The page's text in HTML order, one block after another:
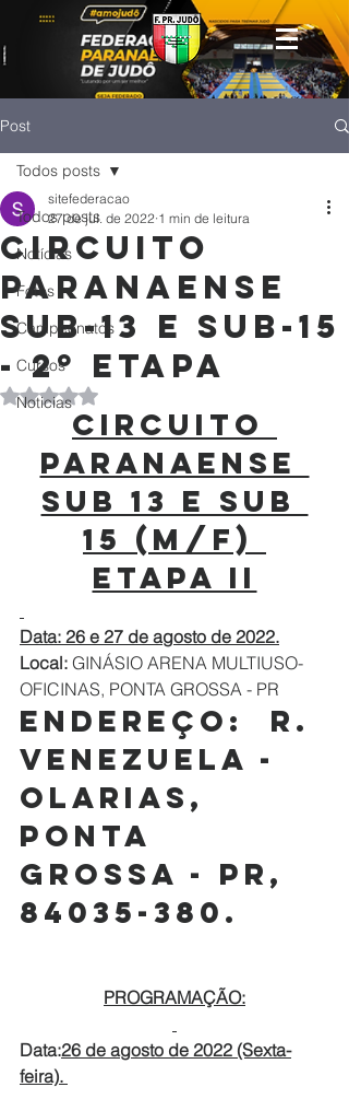
Post
Todos posts
Notícias
Fotos
Campeonatos
Cursos
Noticias
Todos posts
Circuito
Paranaense
Sub-13 e Sub-15
- 2º Etapa
sitefederacao
27 de jul. de 2022 1 min de leitura
Avaliado com NaN de 5 estrelas.
CIRCUITO
PARANAENSE
SUB 13 E SUB
15 (M/F)
ETAPA II
Data: 26 e 27 de agosto de 2022.
Local: GINÁSIO ARENA MULTIUSO-
OFICINAS, PONTA GROSSA - PR
Endereço:
R.
Venezuela -
Olarias,
Ponta
Grossa - PR,
84035-380 .
PROGRAMAÇÃO:
Data:26 de agosto de 2022 (Sexta-
feira).